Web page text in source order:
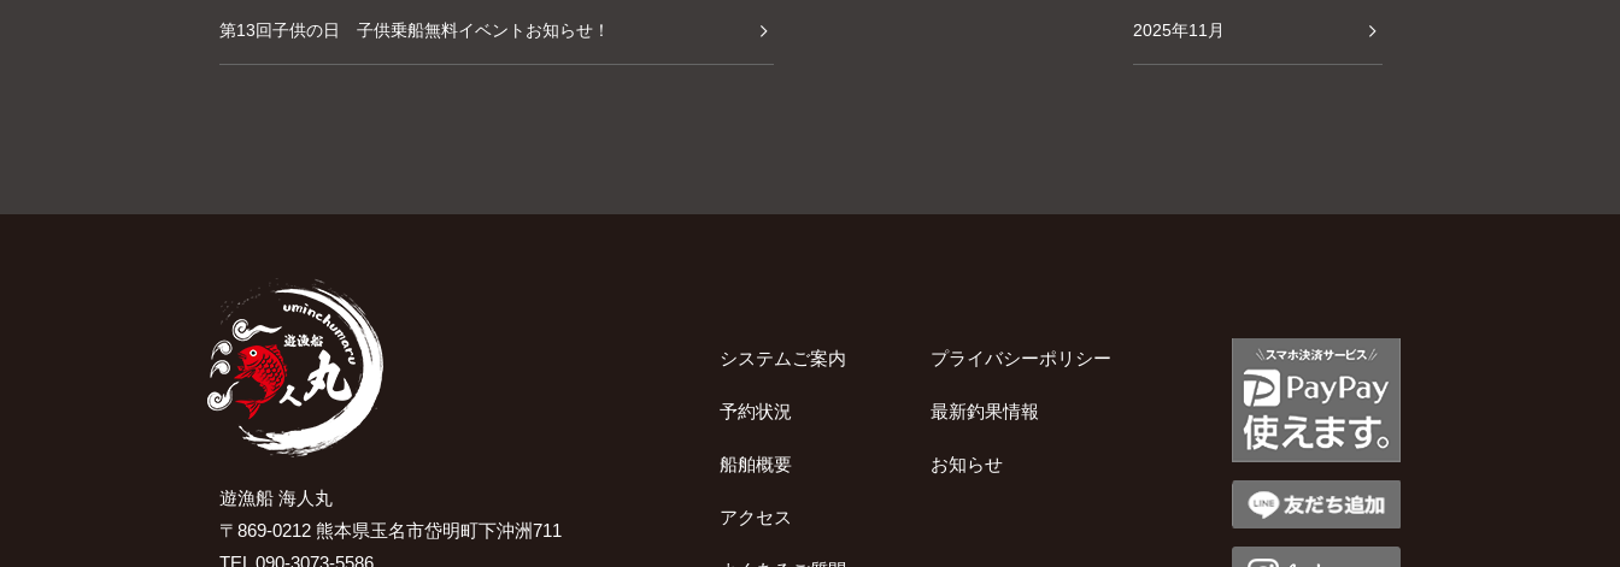
第13回子供の日 子供乗船無料イベントお知らせ！ 2025年11月
遊漁船 海人丸
〒869-0212 熊本県玉名市岱明町下沖洲711
TEL 090-3073-5586
システムご案内
予約状況
船舶概要
アクセス
プライバシーポリシー
最新釣果情報
お知らせ